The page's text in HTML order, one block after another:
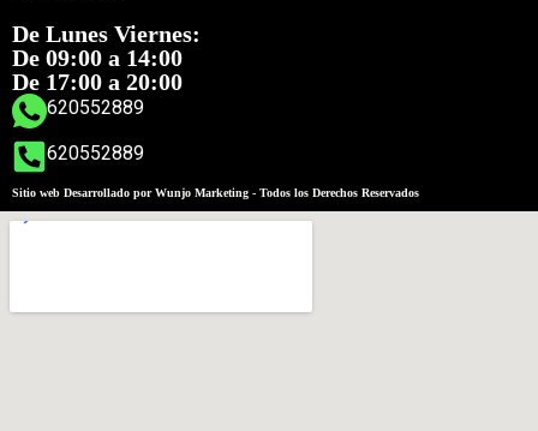
De Lunes Viernes:
De 09:00 a 14:00
De 17:00 a 20:00
620552889
620552889
Sitio web Desarrollado por Wunjo Marketing - Todos los Derechos Reservados